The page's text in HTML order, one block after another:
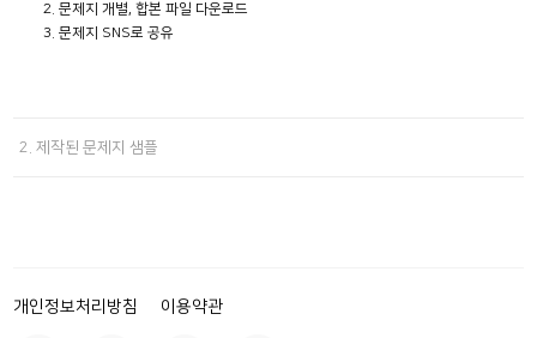
2. 문제지 개별, 합본 파일 다운로드
3. 문제지 SNS로 공유
2. 제작된 문제지 샘플
개인정보처리방침 이용약관